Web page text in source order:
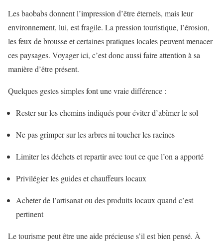
Les baobabs donnent l’impression d’être éternels, mais leur
environnement, lui, est fragile. La pression touristique, l’érosion,
les feux de brousse et certaines pratiques locales peuvent menacer
ces paysages. Voyager ici, c’est donc aussi faire attention à sa
manière d’être présent.
Quelques gestes simples font une vraie différence :
Rester sur les chemins indiqués pour éviter d’abîmer le sol
Ne pas grimper sur les arbres ni toucher les racines
Limiter les déchets et repartir avec tout ce que l’on a apporté
Privilégier les guides et chauffeurs locaux
Acheter de l’artisanat ou des produits locaux quand c’est
pertinent
Le tourisme peut être une aide précieuse s’il est bien pensé. À